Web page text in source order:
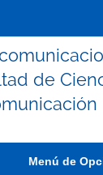
de
Menú de